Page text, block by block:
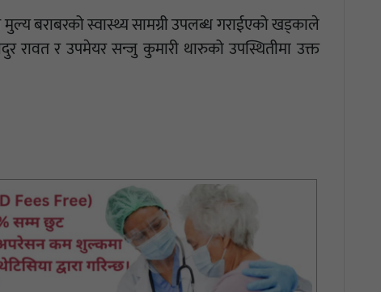
बराबरको स्वास्थ्य सामग्री उपलब्ध गराईएको खड्काले
रावत र उपमेयर सन्जु कुमारी थारुको उपस्थितीमा उक्त